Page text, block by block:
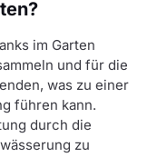
im Garten
und für die
was zu einer
führen kann.
durch die
zu